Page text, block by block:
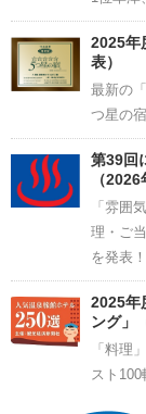
2025年
表）
最新の
つ星の
第39回
（
「雰囲
理・ご
を発表！
2025年
ング」
「料理
スト100